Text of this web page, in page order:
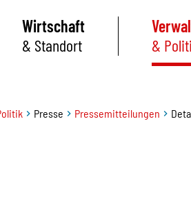
Wirtschaft
& Standort
&
Presse Pressemitteilungen